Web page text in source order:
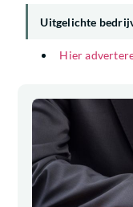
Uitgelichte
Hier